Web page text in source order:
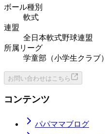
ボール種別
軟式
連盟
全日本軟式野球連盟
所属リーグ
学童部（小学生クラブ）
お問い合わせはこちら
コンテンツ
パパママブログ